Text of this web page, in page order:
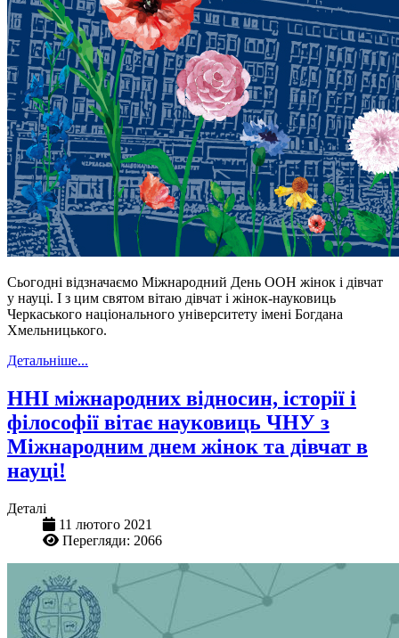
Сьогодні відзначаємо Міжнародний День ООН жінок і дівчат
у науці. І з цим святом вітаю дівчат і жінок-науковиць
Черкаського національного університету імені Богдана
Хмельницького.
Детальніше...
ННІ міжнародних відносин, історії і
філософії вітає науковиць ЧНУ з
Міжнародним днем жінок та дівчат в
науці!
Деталі
11 лютого 2021
Перегляди: 2066